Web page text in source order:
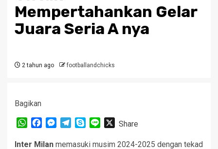
Mempertahankan Gelar
Juara Seria A nya
2 tahun ago footballandchicks
Bagikan
WhatsApp
FacebookMessenger
TelegramSkypeLine XShare
Inter Milan memasuki musim 2024-2025 dengan tekad